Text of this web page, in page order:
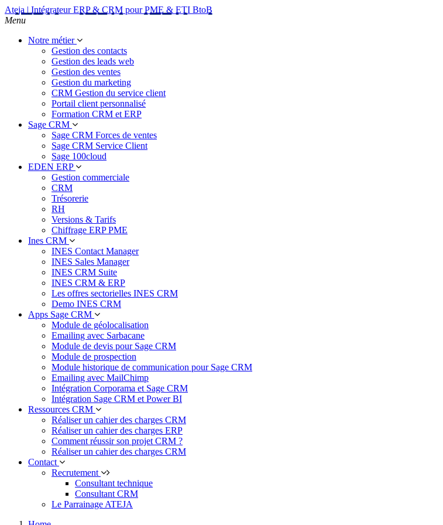
Ateja | Intégrateur ERP & CRM pour PME & ETI BtoB
Menu
Notre métier
Gestion des contacts
Gestion des leads web
Gestion des ventes
Gestion du marketing
CRM Gestion du service client
Portail client personnalisé
Formation CRM et ERP
Sage CRM
Sage CRM Forces de ventes
Sage CRM Service Client
Sage 100cloud
EDEN ERP
Gestion commerciale
CRM
Trésorerie
RH
Versions & Tarifs
Chiffrage ERP PME
Ines CRM
INES Contact Manager
INES Sales Manager
INES CRM Suite
INES CRM & ERP
Les offres sectorielles INES CRM
Demo INES CRM
Apps Sage CRM
Module de géolocalisation
Emailing avec Sarbacane
Module de devis pour Sage CRM
Module de prospection
Module historique de communication pour Sage CRM
Emailing avec MailChimp
Intégration Corporama et Sage CRM
Intégration Sage CRM et Power BI
Ressources CRM
Réaliser un cahier des charges CRM
Réaliser un cahier des charges ERP
Comment réussir son projet CRM ?
Réaliser un cahier des charges CRM
Contact
Recrutement
Consultant technique
Consultant CRM
Le Parrainage ATEJA